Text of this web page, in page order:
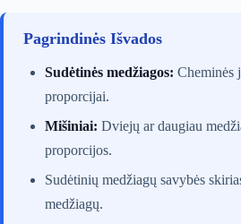
Pagrindinės Išvados
Sudėtinės medžiagos: Cheminės
proporcijai.
Mišiniai: Dviejų ar daugiau
proporcijos.
Sudėtinių medžiagų savybės
medžiagų.